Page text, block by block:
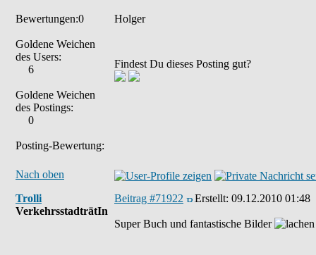
Bewertungen:0
Goldene Weichen
des Users:
6
Goldene Weichen
des Postings:
0
Posting-Bewertung:
Holger
Findest Du dieses Posting gut?
Nach oben
Trolli
VerkehrsstadträtIn
Beitrag #71922 Erstellt: 09.12.2010 01:48
Super Buch und fantastische Bilder